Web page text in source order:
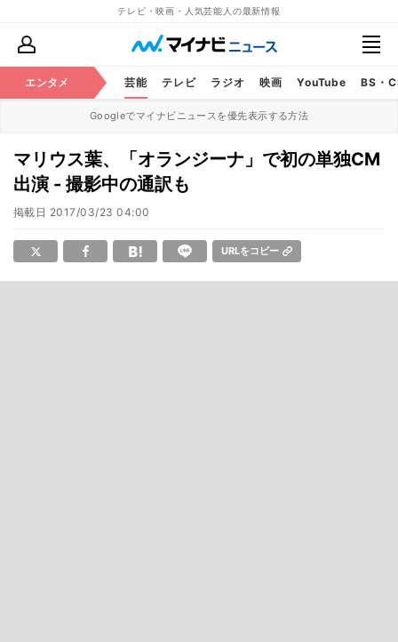
テレビ・映画・人気芸能人の最新情報
エンタメ 芸能 テレビ ラジオ 映画 YouTube BS・
Googleでマイナビニュースを優先表示する方法
マリウス葉、「オランジーナ」で初の単独CM
出演 - 撮影中の通訳も
掲載日 2017/03/23 04:00
URLをコピー